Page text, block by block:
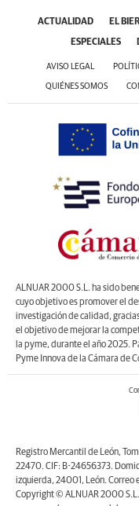
ACTUALIDAD EL
ESPECIALES
AVISO LEGAL
QUIÉNES SOMOS
ALNUAR 2000 S.L. ha sido
cuyo objetivo es promover el
investigación de calidad,
el objetivo de mejorar la
la pyme, durante el año 2025.
Pyme Innova de la Cámara de
Registro Mercantil de León,
22470. CIF: B-24656373.
izquierda, 24001, León. Correo
Copyright © ALNUAR 2000 S.L.